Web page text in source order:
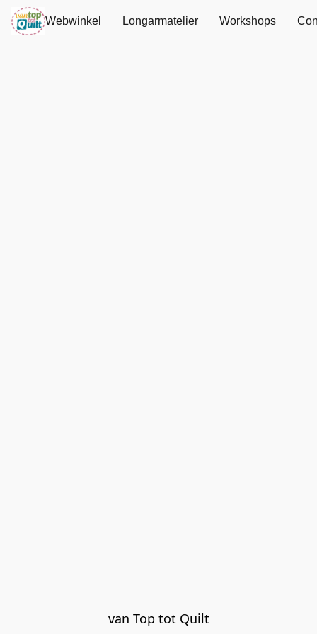
Webwinkel Longarmatelier Workshops
van Top tot Quilt